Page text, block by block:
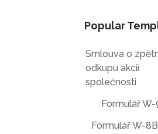
Popular
Smlouva o
odkupu akcií
společnosti
Formulář W-
Formulář W-